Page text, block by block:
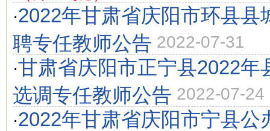
·2022年甘肃省庆阳市环县县
聘专任教师公告 2022-07-31
·甘肃省庆阳市正宁县2022年
选调专任教师公告 2022-07-24
·2022年甘肃省庆阳市宁县公